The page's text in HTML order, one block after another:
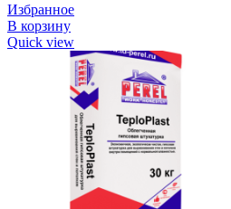
Избранное
В корзину
Quick view